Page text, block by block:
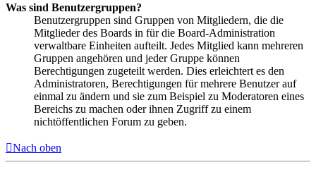
Was sind Benutzergruppen?
Benutzergruppen sind Gruppen von Mitgliedern, die die
Mitglieder des Boards in für die Board-Administration
verwaltbare Einheiten aufteilt. Jedes Mitglied kann mehreren
Gruppen angehören und jeder Gruppe können
Berechtigungen zugeteilt werden. Dies erleichtert es den
Administratoren, Berechtigungen für mehrere Benutzer auf
einmal zu ändern und sie zum Beispiel zu Moderatoren eines
Bereichs zu machen oder ihnen Zugriff zu einem
nichtöffentlichen Forum zu geben.
Nach oben